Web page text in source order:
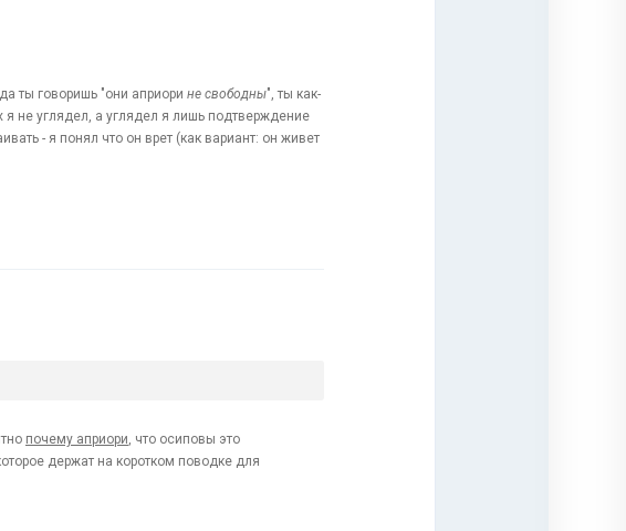
ты говоришь "они априори не свободны", ты как-
я не углядел, а углядел я лишь подтверждение
- я понял что он врет (как вариант: он живет
почему априори, что осиповы это
держат на коротком поводке для